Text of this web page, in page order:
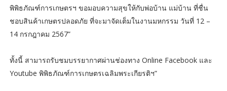
พิพิธภัณฑ์การเกษตรฯ ขอมอบความสุขให้กับพ่อบ้าน แม่บ้าน ที่ชื่น
ชอบสินค้าเกษตรปลอดภัย ที่จะมาจัดเต็มในงานมหกรรม วันที่ 12 –
14 กรกฎาคม 2567”
ทั้งนี้​ สามารถรับชมบรรยากาศผ่านช่องทาง Online Facebook และ
Youtube พิพิธภัณฑ์การเกษตรเฉลิมพระเกียรติฯ”